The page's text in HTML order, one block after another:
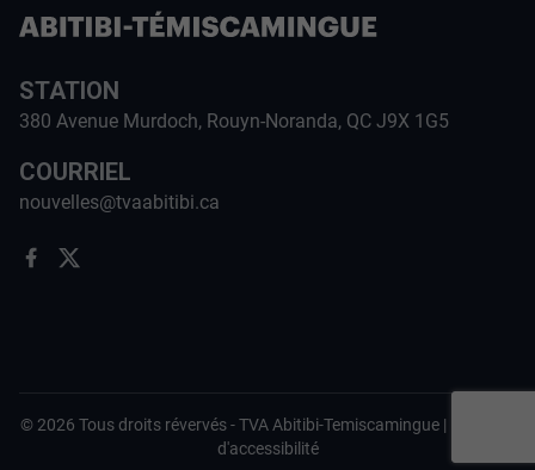
STATION
380 Avenue Murdoch, Rouyn-Noranda, QC J9X 1G5
COURRIEL
nouvelles@tvaabitibi.ca
© 2026 Tous droits révervés -TVA Abitibi-Temiscamingue |
d'accessibilité